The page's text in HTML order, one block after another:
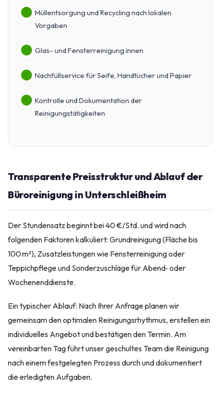
Müllentsorgung und Recycling nach lokalen
Vorgaben
Glas- und Fensterreinigung innen
Nachfüllservice für Seife, Handtücher und Papier
Kontrolle und Dokumentation der
Reinigungstätigkeiten
Transparente Preisstruktur und Ablauf der
Büroreinigung in Unterschleißheim
Der Stundensatz beginnt bei 40 €/Std. und wird nach
folgenden Faktoren kalkuliert: Grundreinigung (Fläche bis
100 m²), Zusatzleistungen wie Fensterreinigung oder
Teppichpflege und Sonderzuschläge für Abend‑ oder
Wochenenddienste.
Ein typischer Ablauf: Nach Ihrer Anfrage planen wir
gemeinsam den optimalen Reinigungsrhythmus, erstellen ein
individuelles Angebot und bestätigen den Termin. Am
vereinbarten Tag führt unser geschultes Team die Reinigung
nach einem festgelegten Prozess durch und dokumentiert
die erledigten Aufgaben.